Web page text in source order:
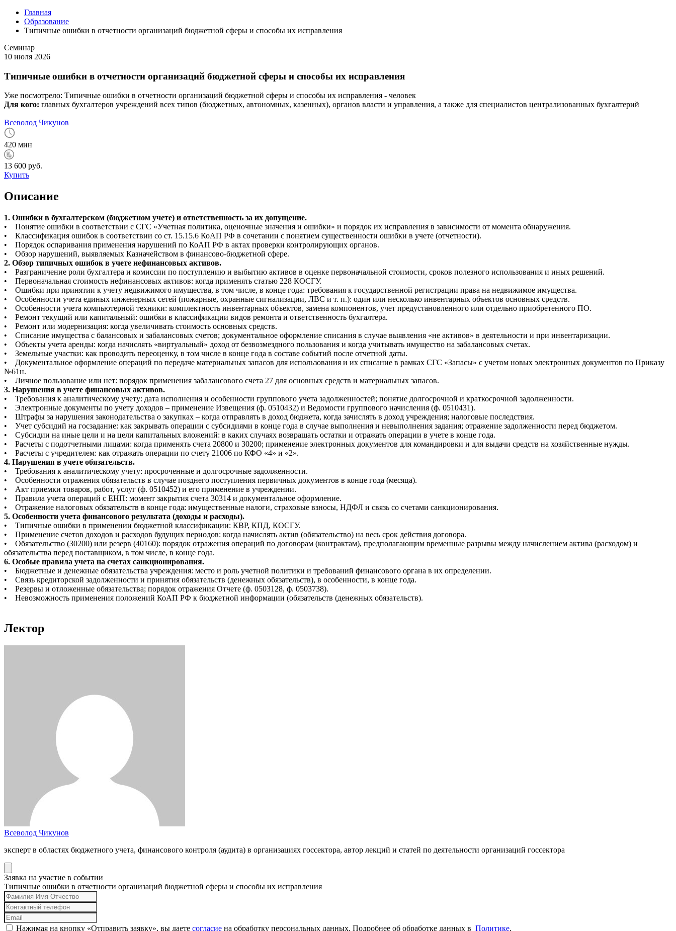
Главная
Образование
Типичные ошибки в отчетности организаций бюджетной сферы и способы их исправления
Семинар
10 июля 2026
Типичные ошибки в отчетности организаций бюджетной сферы и способы их исправления
Уже посмотрело: Типичные ошибки в отчетности организаций бюджетной сферы и способы их исправления - человек
Для кого: главных бухгалтеров учреждений всех типов (бюджетных, автономных, казенных), органов власти и управления, а также для специалистов централизованных бухгалтерий
Всеволод Чикунов
420 мин
13 600 руб.
Купить
Описание
1. Ошибки в бухгалтерском (бюджетном учете) и ответственность за их допущение.
• Понятие ошибки в соответствии с СГС «Учетная политика, оценочные значения и ошибки» и порядок их исправления в зависимости от момента обнаружения.
• Классификация ошибок в соответствии со ст. 15.15.6 КоАП РФ в сочетании с понятием существенности ошибки в учете (отчетности).
• Порядок оспаривания применения нарушений по КоАП РФ в актах проверки контролирующих органов.
• Обзор нарушений, выявляемых Казначейством в финансово-бюджетной сфере.
2. Обзор типичных ошибок в учете нефинансовых активов.
• Разграничение роли бухгалтера и комиссии по поступлению и выбытию активов в оценке первоначальной стоимости, сроков полезного использования и иных решений.
• Первоначальная стоимость нефинансовых активов: когда применять статью 228 КОСГУ.
• Ошибки при принятии к учету недвижимого имущества, в том числе, в конце года: требования к государственной регистрации права на недвижимое имущества.
• Особенности учета единых инженерных сетей (пожарные, охранные сигнализации, ЛВС и т. п.): один или несколько инвентарных объектов основных средств.
• Особенности учета компьютерной техники: комплектность инвентарных объектов, замена компонентов, учет предустановленного или отдельно приобретенного ПО.
• Ремонт текущий или капитальный: ошибки в классификации видов ремонта и ответственность бухгалтера.
• Ремонт или модернизация: когда увеличивать стоимость основных средств.
• Списание имущества с балансовых и забалансовых счетов; документальное оформление списания в случае выявления «не активов» в деятельности и при инвентаризации.
• Объекты учета аренды: когда начислять «виртуальный» доход от безвозмездного пользования и когда учитывать имущество на забалансовых счетах.
• Земельные участки: как проводить переоценку, в том числе в конце года в составе событий после отчетной даты.
• Документальное оформление операций по передаче материальных запасов для использования и их списание в рамках СГС «Запасы» с учетом новых электронных документов по Приказу
№61н.
• Личное пользование или нет: порядок применения забалансового счета 27 для основных средств и материальных запасов.
3. Нарушения в учете финансовых активов.
• Требования к аналитическому учету: дата исполнения и особенности группового учета задолженностей; понятие долгосрочной и краткосрочной задолженности.
• Электронные документы по учету доходов – применение Извещения (ф. 0510432) и Ведомости группового начисления (ф. 0510431).
• Штрафы за нарушения законодательства о закупках – когда отправлять в доход бюджета, когда зачислять в доход учреждения; налоговые последствия.
• Учет субсидий на госзадание: как закрывать операции с субсидиями в конце года в случае выполнения и невыполнения задания; отражение задолженности перед бюджетом.
• Субсидии на иные цели и на цели капитальных вложений: в каких случаях возвращать остатки и отражать операции в учете в конце года.
• Расчеты с подотчетными лицами: когда применять счета 20800 и 30200; применение электронных документов для командировки и для выдачи средств на хозяйственные нужды.
• Расчеты с учредителем: как отражать операции по счету 21006 по КФО «4» и «2».
4. Нарушения в учете обязательств.
• Требования к аналитическому учету: просроченные и долгосрочные задолженности.
• Особенности отражения обязательств в случае позднего поступления первичных документов в конце года (месяца).
• Акт приемки товаров, работ, услуг (ф. 0510452) и его применение в учреждении.
• Правила учета операций с ЕНП: момент закрытия счета 30314 и документальное оформление.
• Отражение налоговых обязательств в конце года: имущественные налоги, страховые взносы, НДФЛ и связь со счетами санкционирования.
5. Особенности учета финансового результата (доходы и расходы).
• Типичные ошибки в применении бюджетной классификации: КВР, КПД, КОСГУ.
• Применение счетов доходов и расходов будущих периодов: когда начислять актив (обязательство) на весь срок действия договора.
• Обязательство (30200) или резерв (40160): порядок отражения операций по договорам (контрактам), предполагающим временные разрывы между начислением актива (расходом) и
обязательства перед поставщиком, в том числе, в конце года.
6. Особые правила учета на счетах санкционирования.
• Бюджетные и денежные обязательства учреждения: место и роль учетной политики и требований финансового органа в их определении.
• Связь кредиторской задолженности и принятия обязательств (денежных обязательств), в особенности, в конце года.
• Резервы и отложенные обязательства; порядок отражения Отчете (ф. 0503128, ф. 0503738).
• Невозможность применения положений КоАП РФ к бюджетной информации (обязательств (денежных обязательств).
Лектор
Всеволод Чикунов
эксперт в областях бюджетного учета, финансового контроля (аудита) в организациях госсектора, автор лекций и статей по деятельности организаций госсектора
Заявка на участие в событии
Типичные ошибки в отчетности организаций бюджетной сферы и способы их исправления
Нажимая на кнопку «Отправить заявку», вы даете согласие на обработку персональных данных. Подробнее об обработке данных в Политике.